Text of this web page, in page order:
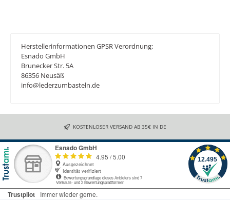
Herstellerinformationen GPSR Verordnung:
Esnado GmbH
Brunecker Str. 5A
86356 Neusäß
info@lederzumbasteln.de
KOSTENLOSER VERSAND AB 35€ IN DE